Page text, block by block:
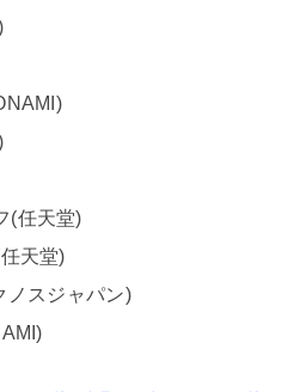
(任天堂)
天堂)
ノスジャパン)